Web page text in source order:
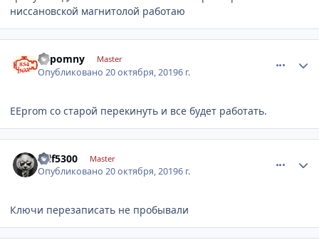
ниссановской магнитолой работаю
nepomny Master
Опубликовано20 октября, 20196 г.
EEprom со старой перекинуть и все будет работать.
rolf5300 Master
Опубликовано20 октября, 20196 г.
Ключи перезаписать не пробывали